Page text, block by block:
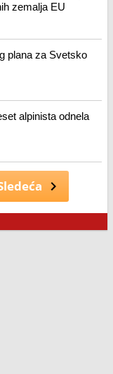
zemalja EU
plana za Svetsko
alpinista odnela